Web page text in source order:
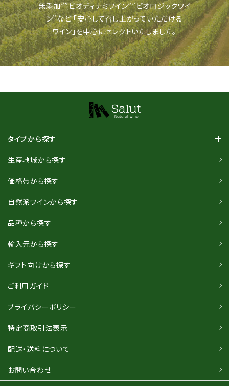
無添加””ビオディナミワイン””ビオロジックワイ
ン”など「安心して召し上がっていただける
ワイン」を中心にセレクトいたしました。
タイプから探す
生産地域から探す
価格帯から探す
自然派ワインから探す
品種から探す
輸入元から探す
ギフト向けから探す
ご利用ガイド
プライバシーポリシー
特定商取引法表示
配送・送料について
お問い合わせ